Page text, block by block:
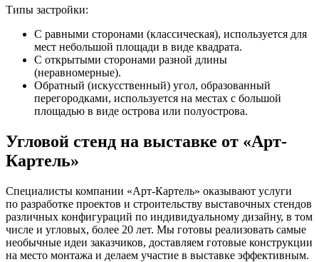
Типы застройки:
С равными сторонами (классическая), используется для
мест небольшой площади в виде квадрата.
С открытыми сторонами разной длины
(неравномерные).
Обратный (искусственный) угол, образованный
перегородками, используется на местах с большой
площадью в виде острова или полуострова.
Угловой стенд на выставке от «Арт-
Картель»
Специалисты компании «Арт-Картель» оказывают услуги
по разработке проектов и строительству выставочных стендов
различных конфигураций по индивидуальному дизайну, в том
числе и угловых, более 20 лет. Мы готовы реализовать самые
необычные идеи заказчиков, доставляем готовые конструкции
на место монтажа и делаем участие в выставке эффективным.